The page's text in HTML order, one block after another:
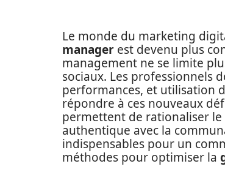
Le monde du marketing
manager est devenu plus
management ne se limite
sociaux. Les professionnels
performances, et utilisation
répondre à ces nouveaux
permettent de rationaliser
authentique avec la
indispensables pour un
méthodes pour optimiser la